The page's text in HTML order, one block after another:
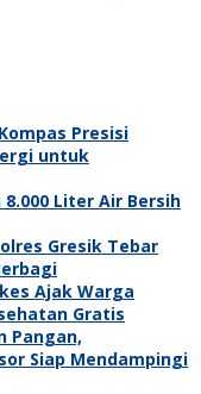
Presisi
untuk
Liter Air Bersih
Gresik Tebar
Ajak Warga
Gratis
Pangan,
Siap Mendampingi